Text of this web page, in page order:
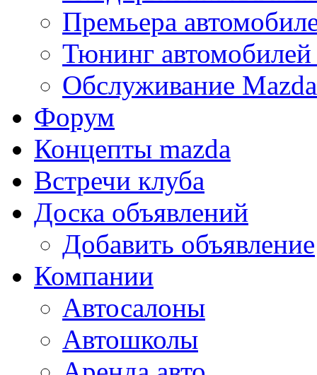
Премьера
Тюнинг
Обслуживание Mazda
Форум
Концепты mazda
Встречи клуба
Доска объявлений
Добавить объявление
Компании
Автосалоны
Автошколы